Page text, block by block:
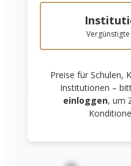
Preise für Schulen,
Institutionen –
einloggen, um
15er Stockmar
Bleistifte B -
In den Warenkorb
RECHTLICHES
Links unterstreichen